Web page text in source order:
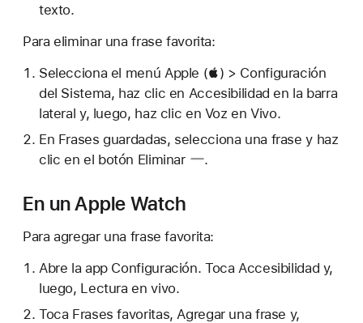
texto.
Para eliminar una frase favorita:
Selecciona el menú Apple () > Configuración
del Sistema, haz clic en Accesibilidad en la barra
lateral y, luego, haz clic en Voz en Vivo.
En Frases guardadas, selecciona una frase y haz
clic en el botón Eliminar .
En un Apple Watch
Para agregar una frase favorita:
Abre la app Configuración. Toca Accesibilidad y,
luego, Lectura en vivo.
Toca Frases favoritas, Agregar una frase y,